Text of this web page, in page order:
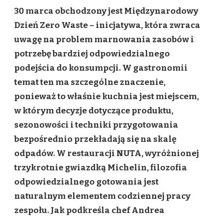
W
KUCHNI.
RADY
OD
CHEFA
Z
GWIAZDKĄ
MICHELIN
30 marca obchodzony jest Międzynarodowy
Dzień Zero Waste – inicjatywa, która zwraca
uwagę na problem marnowania zasobów i
potrzebę bardziej odpowiedzialnego
podejścia do konsumpcji. W gastronomii
temat ten ma szczególne znaczenie,
ponieważ to właśnie kuchnia jest miejscem,
w którym decyzje dotyczące produktu,
sezonowości i techniki przygotowania
bezpośrednio przekładają się na skalę
odpadów. W restauracji NUTA, wyróżnionej
trzykrotnie gwiazdką Michelin, filozofia
odpowiedzialnego gotowania jest
naturalnym elementem codziennej pracy
zespołu. Jak podkreśla chef Andrea